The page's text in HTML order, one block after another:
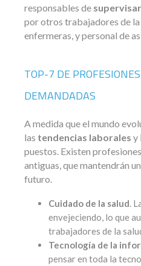
responsables de
por otros trabajadores de la
enfermeras, y personal de
TOP-7 DE
DEMANDADAS
A medida que el mundo
las tendencias laborales y
puestos. Existen
antiguas, que mantendrán
futuro.
Cuidado de la salud.
envejeciendo, lo que
trabajadores de la
Tecnología de la
pensar en toda la